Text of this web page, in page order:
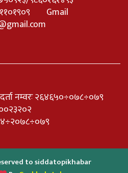
Gmail
नम्वरः २६४६५०÷०७८÷०७९
to siddatopikhabar